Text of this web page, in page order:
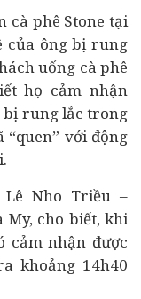
cà phê Stone tại
của ông bị rung
uống cà phê
họ cảm nhận
bị rung lắc trong
“quen” với động
Nho Triều –
My, cho biết, khi
cảm nhận được
khoảng 14h40